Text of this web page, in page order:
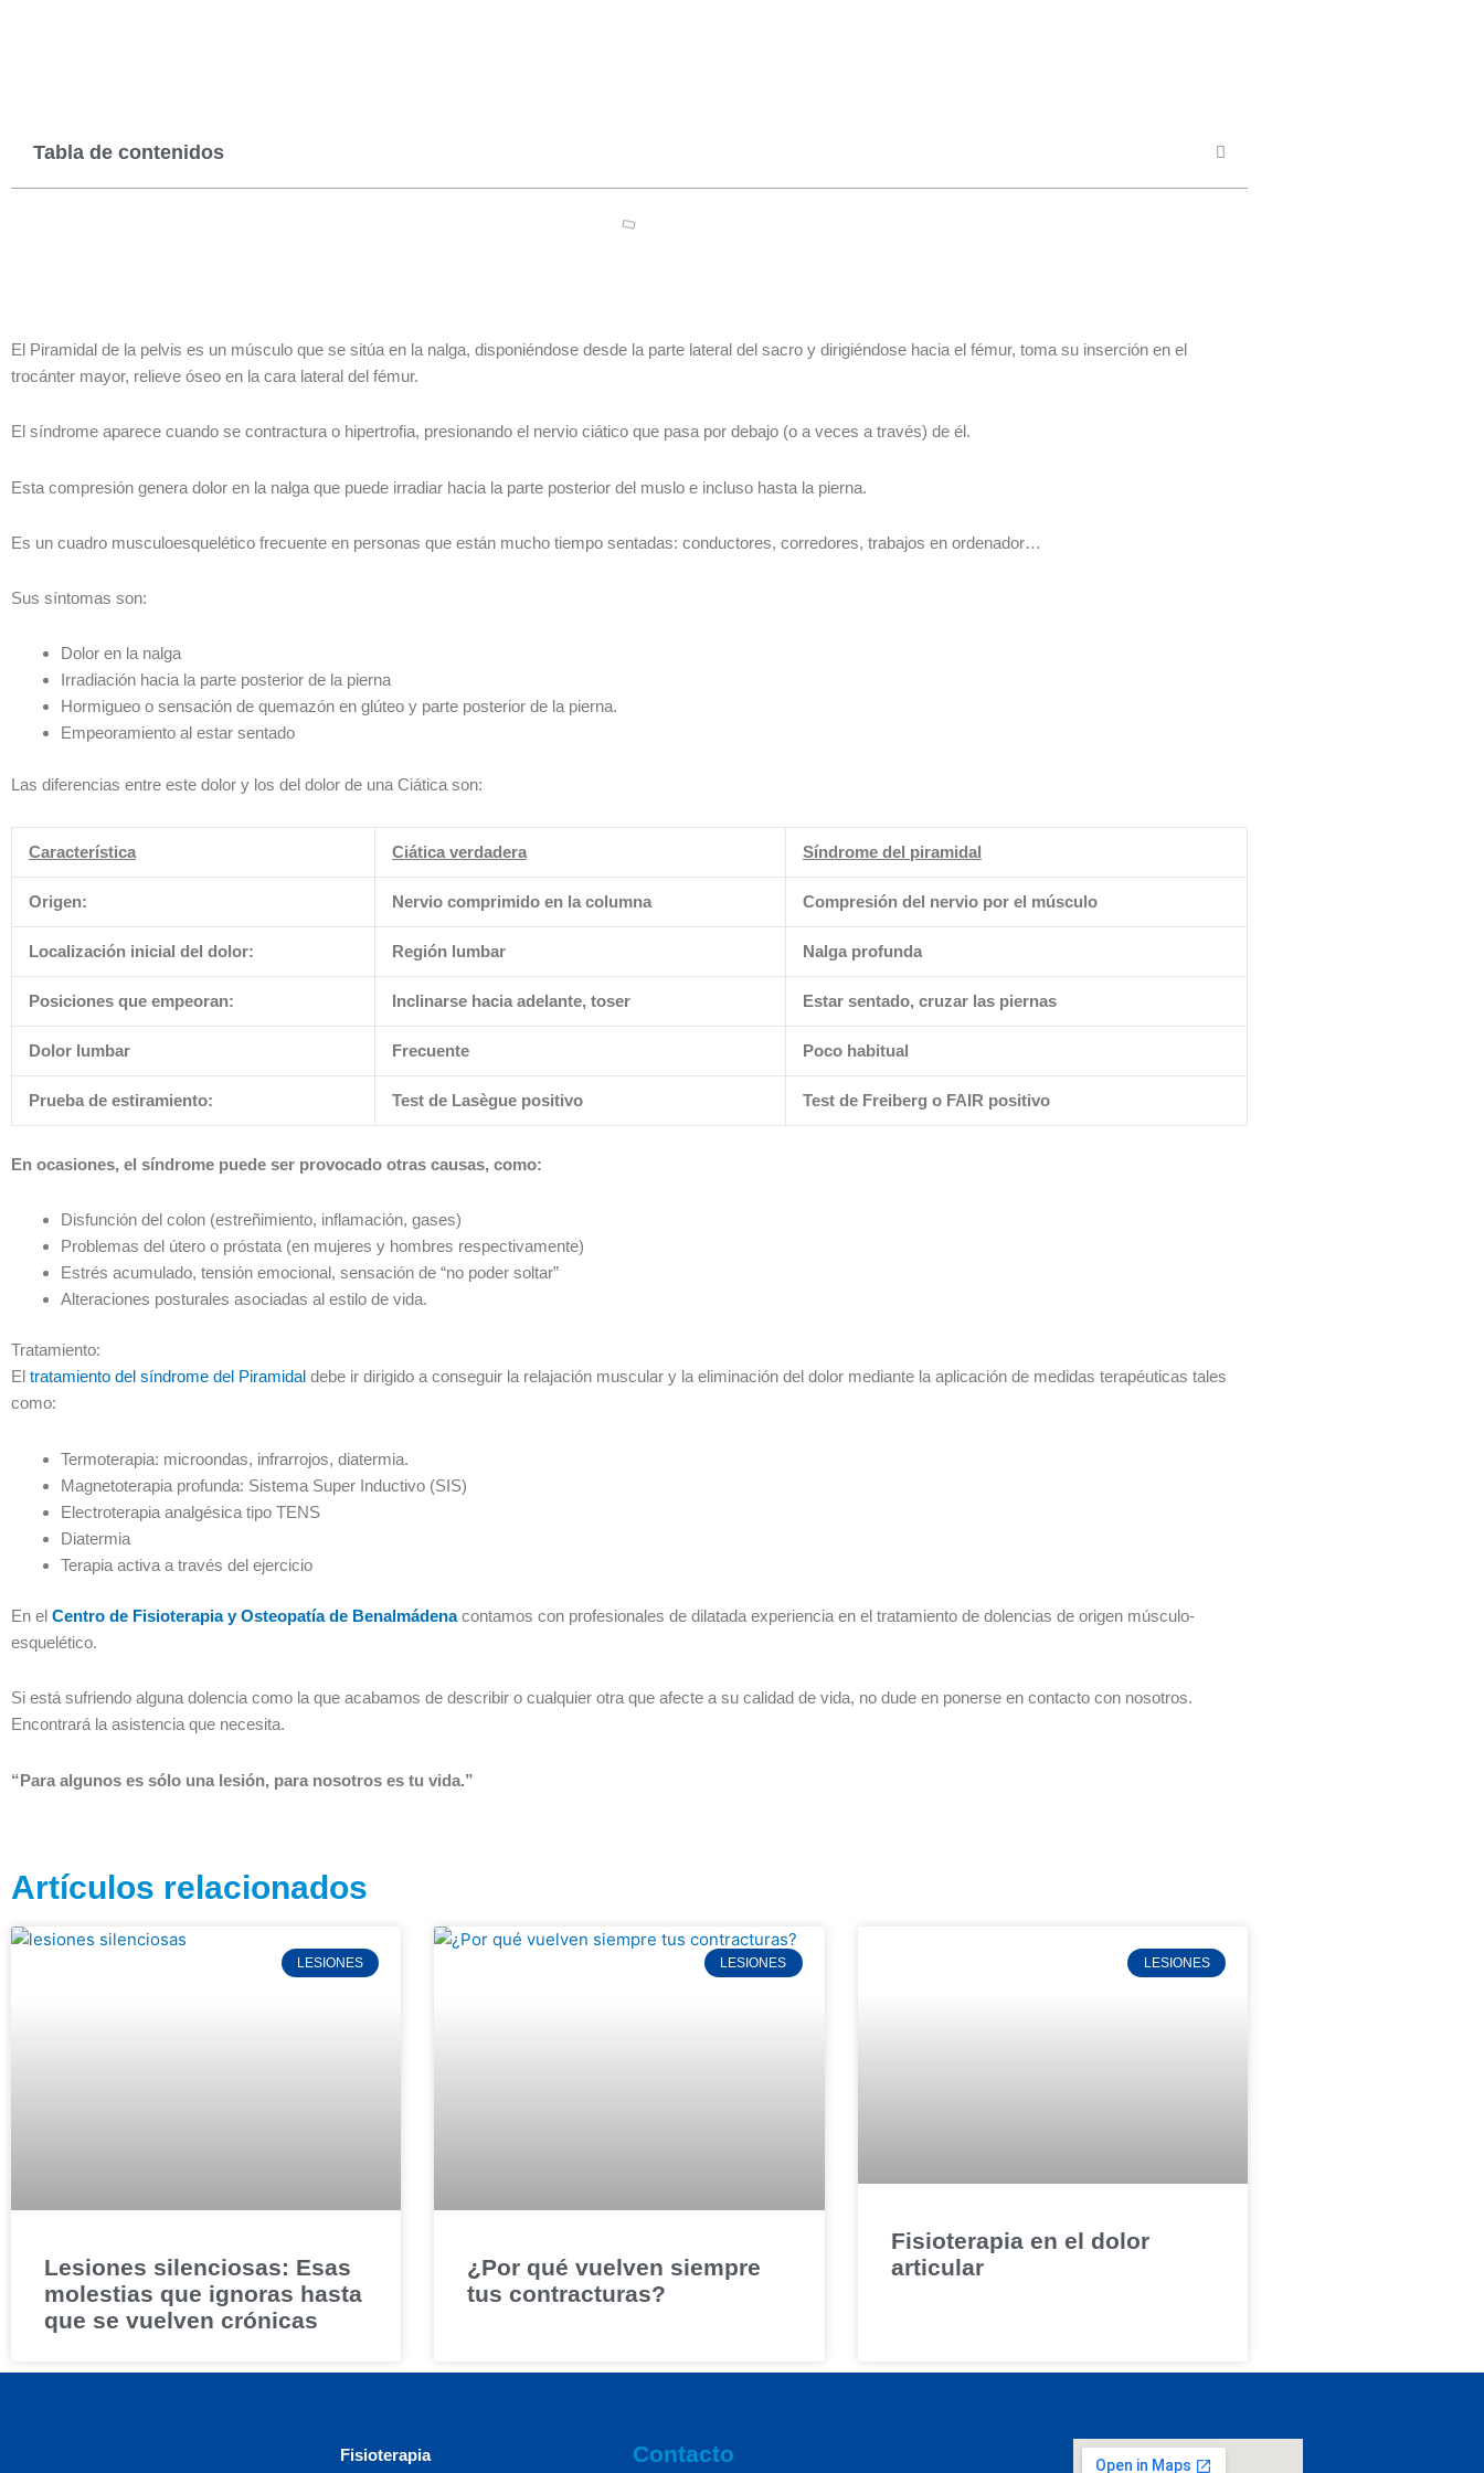
Tabla de contenidos
El Piramidal de la pelvis es un músculo que se sitúa en la nalga, disponiéndose desde la parte lateral del sacro y dirigiéndose hacia el fémur, toma su inserción en el
trocánter mayor, relieve óseo en la cara lateral del fémur.
El síndrome aparece cuando se contractura o hipertrofia, presionando el nervio ciático que pasa por debajo (o a veces a través) de él.
Esta compresión genera dolor en la nalga que puede irradiar hacia la parte posterior del muslo e incluso hasta la pierna.
Es un cuadro musculoesquelético frecuente en personas que están mucho tiempo sentadas: conductores, corredores, trabajos en ordenador…
Sus síntomas son:
Dolor en la nalga
Irradiación hacia la parte posterior de la pierna
Hormigueo o sensación de quemazón en glúteo y parte posterior de la pierna.
Empeoramiento al estar sentado
Las diferencias entre este dolor y los del dolor de una Ciática son:
Característica Ciática verdadera Síndrome del piramidal
Origen: Nervio comprimido en la columna Compresión del nervio por el músculo
Localización inicial del dolor: Región lumbar Nalga profunda
Posiciones que empeoran: Inclinarse hacia adelante, toser Estar sentado, cruzar las piernas
Dolor lumbar Frecuente Poco habitual
Prueba de estiramiento: Test de Lasègue positivo Test de Freiberg o FAIR positivo
En ocasiones, el síndrome puede ser provocado otras causas, como:
Disfunción del colon (estreñimiento, inflamación, gases)
Problemas del útero o próstata (en mujeres y hombres respectivamente)
Estrés acumulado, tensión emocional, sensación de “no poder soltar”
Alteraciones posturales asociadas al estilo de vida.
Tratamiento:
El tratamiento del síndrome del Piramidal debe ir dirigido a conseguir la relajación muscular y la eliminación del dolor mediante la aplicación de medidas terapéuticas tales
como:
Termoterapia: microondas, infrarrojos, diatermia.
Magnetoterapia profunda: Sistema Super Inductivo (SIS)
Electroterapia analgésica tipo TENS
Diatermia
Terapia activa a través del ejercicio
En el Centro de Fisioterapia y Osteopatía de Benalmádena contamos con profesionales de dilatada experiencia en el tratamiento de dolencias de origen músculo-
esquelético.
Si está sufriendo alguna dolencia como la que acabamos de describir o cualquier otra que afecte a su calidad de vida, no dude en ponerse en contacto con nosotros.
Encontrará la asistencia que necesita.
“Para algunos es sólo una lesión, para nosotros es tu vida.”
Artículos relacionados
LESIONES
Lesiones silenciosas: Esas
molestias que ignoras hasta
que se vuelven crónicas
LESIONES
¿Por qué vuelven siempre
tus contracturas?
LESIONES
Fisioterapia en el dolor
articular
Fisioterapia Contacto